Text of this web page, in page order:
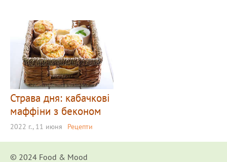
Страва дня: кабачкові
маффіни з беконом
2022 г., 11 июня Рецепти
© 2024 Food & Мood